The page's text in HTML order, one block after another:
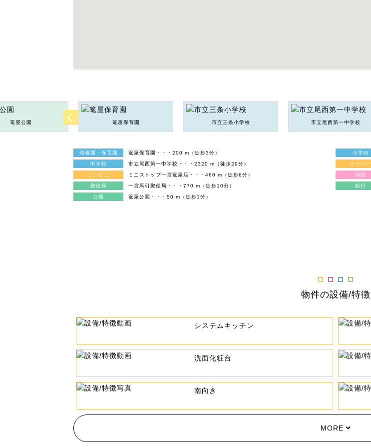
篭屋公園 篭屋保育園 市立三条小学校 市立尾西第一中学校
幼稚園・保育園 篭屋保育園・・・200 m（徒歩3分） 小学校
中学校
市立尾西第一中学校・・・2320 m（徒歩29分） スーパー
コンビニ
ミニストップ一宮篭屋店・・・460 m（徒歩6分） 病院
郵便局
一宮馬引郵便局・・・770 m（徒歩10分） 銀行
公園
篭屋公園・・・50 m（徒歩1分）
物件の設備/特徴
システムキッチン
洗面化粧台
南向き
MORE